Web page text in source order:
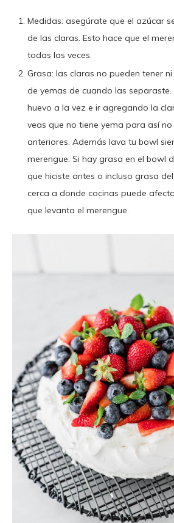
Medidas: asegúrate que el azúcar
de las claras. Esto hace que el
todas las veces.
Grasa: las claras no pueden tener
de yemas de cuando las separaste.
huevo a la vez e ir agregando la
veas que no tiene yema para así
anteriores. Además lava tu bowl
merengue. Si hay grasa en el bowl
que hiciste antes o incluso grasa
cerca a donde cocinas puede
que levanta el merengue.